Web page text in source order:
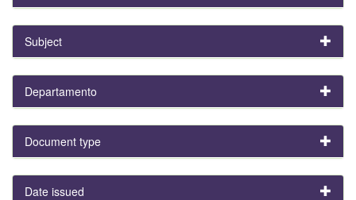
Subject
Departamento
Document type
Date issued